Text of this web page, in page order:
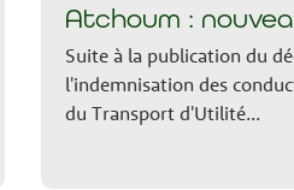
Atchoum :
Suite à la publication du
l'indemnisation des
du Transport d'Utilité...